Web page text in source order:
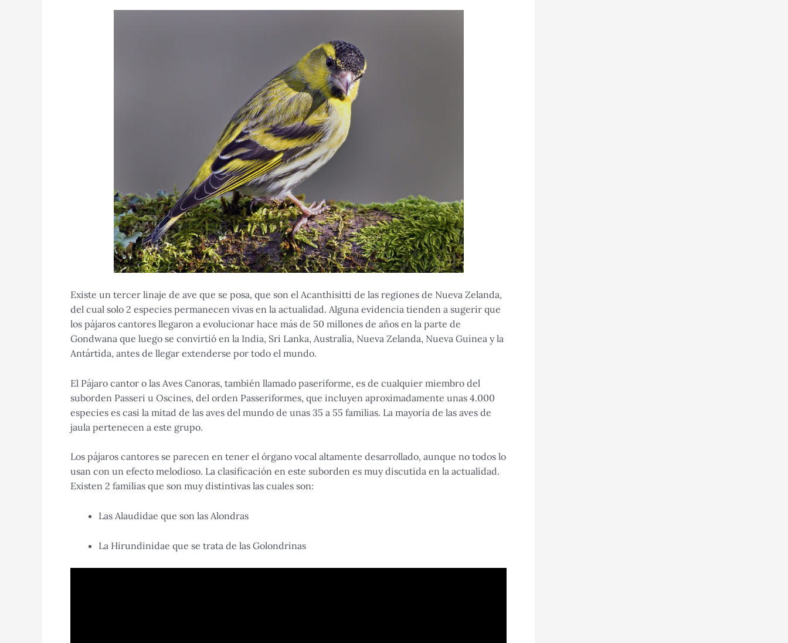
Existe un tercer linaje de ave que se posa, que son el Acanthisitti de las regiones de Nueva Zelanda,
del cual solo 2 especies permanecen vivas en la actualidad. Alguna evidencia tienden a sugerir que
los pájaros cantores llegaron a evolucionar hace más de 50 millones de años en la parte de
Gondwana que luego se convirtió en la India, Sri Lanka, Australia, Nueva Zelanda, Nueva Guinea y la
Antártida, antes de llegar extenderse por todo el mundo.
El Pájaro cantor o las Aves Canoras, también llamado paseriforme, es de cualquier miembro del
suborden Passeri u Oscines, del orden Passeriformes, que incluyen aproximadamente unas 4.000
especies es casi la mitad de las aves del mundo de unas 35 a 55 familias. La mayoría de las aves de
jaula pertenecen a este grupo.
Los pájaros cantores se parecen en tener el órgano vocal altamente desarrollado, aunque no todos lo
usan con un efecto melodioso. La clasificación en este suborden es muy discutida en la actualidad.
Existen 2 familias que son muy distintivas las cuales son:
Las Alaudidae que son las Alondras
La Hirundinidae que se trata de las Golondrinas